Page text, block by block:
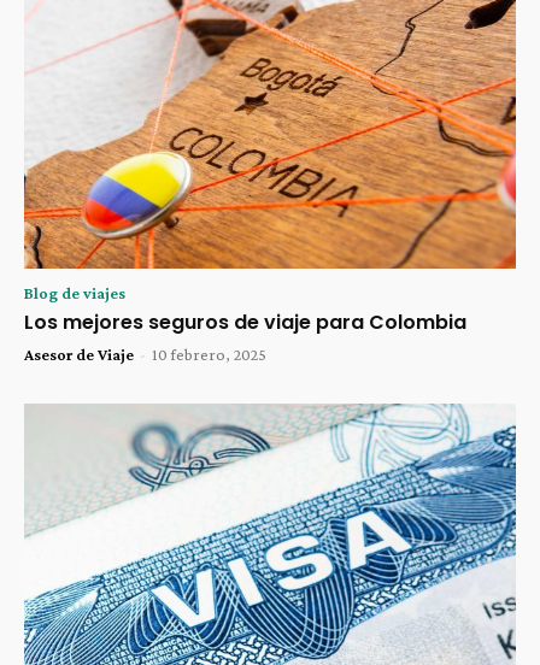
Blog de viajes
Los mejores seguros de viaje para Colombia
Asesor de Viaje - 10 febrero, 2025